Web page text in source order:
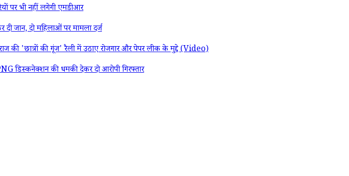
पर भी नहीं लगेगी एमडीआर
जान, दो महिलाओं पर मामला दर्ज
की 'छात्रों की गूंज' रैली में उठाए रोजगार और पेपर लीक के मुद्दे (Video)
की धमकी देकर दो आरोपी गिरफ्तार